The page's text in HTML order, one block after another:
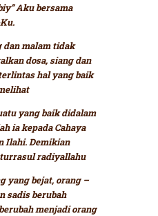
Aku bersama
dan malam tidak
dosa, siang dan
hal yang baik
yang baik didalam
ia kepada Cahaya
Ilahi. Demikian
radiyallahu
yang bejat, orang –
sadis berubah
menjadi orang